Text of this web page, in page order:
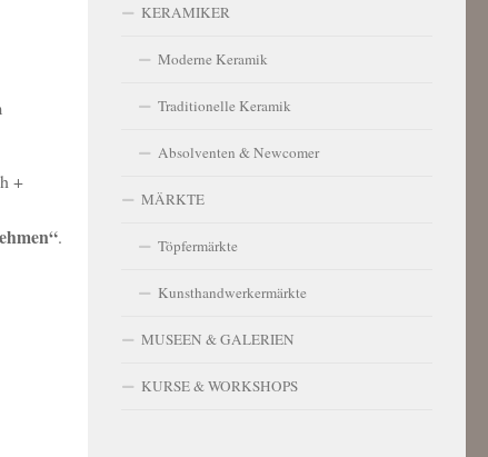
+
.
KERAMIKER
Moderne Keramik
Traditionelle Keramik
Absolventen & Newcomer
MÄRKTE
Töpfermärkte
Kunsthandwerkermärkte
MUSEEN & GALERIEN
KURSE & WORKSHOPS